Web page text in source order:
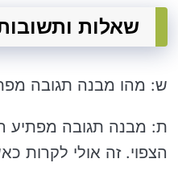
שאלות
ש: מהו מבנה תגובה
ת: מבנה תגובה מפתיע
הצפוי. זה אולי לקרות